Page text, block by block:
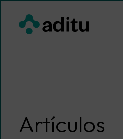
contenido
Artículos